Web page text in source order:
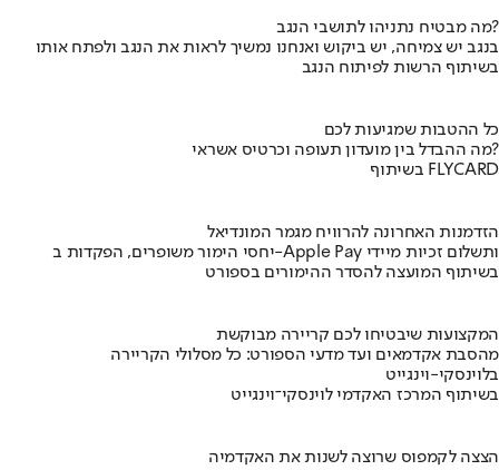
מה מבטיח נתניהו לתושבי הנגב?
בנגב יש צמיחה, יש ביקוש ואנחנו נמשיך לראות את הנגב ולפתח אותו
בשיתוף הרשות לפיתוח הנגב
כל ההטבות שמגיעות לכם
מה ההבדל בין מועדון תעופה וכרטיס אשראי?
בשיתוף FLYCARD
הזדמנות האחרונה להרוויח מגמר המונדיאל
יחסי הימור משופרים, הפקדות ב-Apple Pay ותשלום זכיות מיידי
בשיתוף המועצה להסדר ההימורים בספורט
המקצועות שיבטיחו לכם קריירה מבוקשת
מהסבת אקדמאים ועד מדעי הספורט: כל מסלולי הקריירה
בלוינסקי-וינגייט
בשיתוף המרכז האקדמי לוינסקי־וינגייט
הצצה לקמפוס שרוצה לשנות את האקדמיה